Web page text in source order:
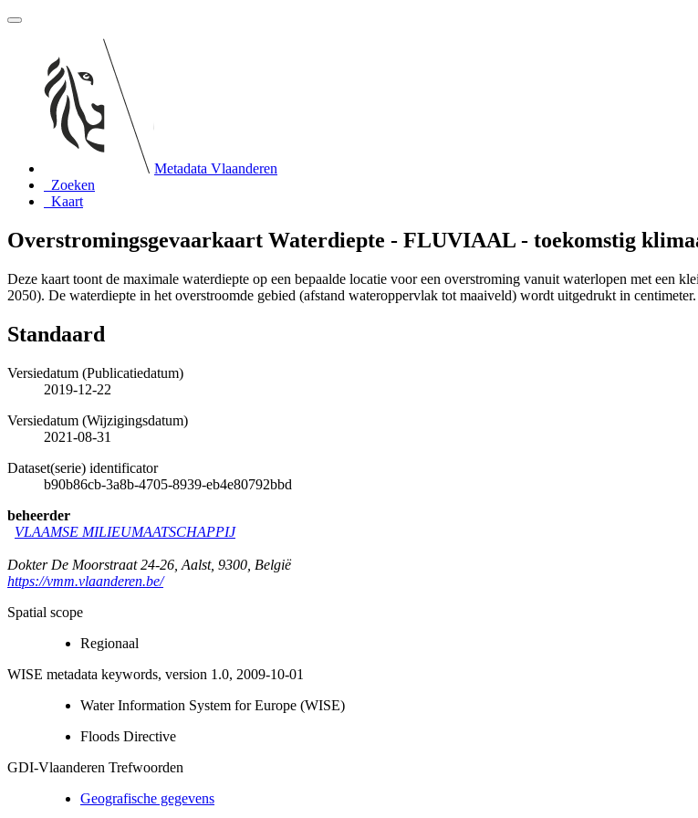
Metadata Vlaanderen
Zoeken
Kaart
Overstromingsgevaarkaart Waterdiepte - FLUVIAAL - toekomstig
Deze kaart toont de maximale waterdiepte op een bepaalde locatie voor een overstroming vanuit waterlopen met een
2050). De waterdiepte in het overstroomde gebied (afstand wateroppervlak tot maaiveld) wordt uitgedrukt in centimeter.
Standaard
Versiedatum (Publicatiedatum)
2019-12-22
Versiedatum (Wijzigingsdatum)
2021-08-31
Dataset(serie) identificator
b90b86cb-3a8b-4705-8939-eb4e80792bbd
beheerder
VLAAMSE MILIEUMAATSCHAPPIJ
Dokter De Moorstraat 24-26 Aalst, 9300 België
https://vmm.vlaanderen.be/
Spatial scope
Regionaal
WISE metadata keywords, version 1.0, 2009-10-01
Water Information System for Europe (WISE)
Floods Directive
GDI-Vlaanderen Trefwoorden
Geografische gegevens